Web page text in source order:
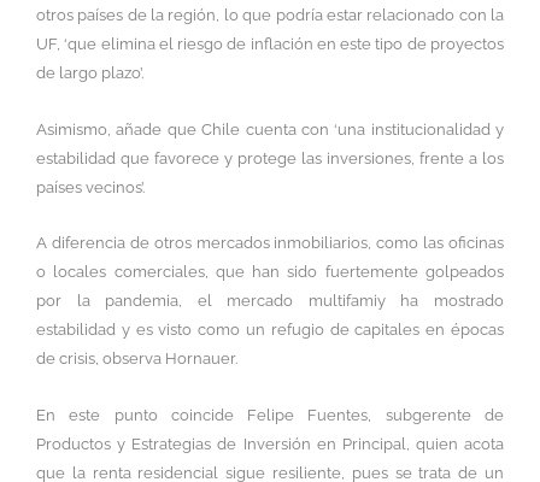
otros países de la región, lo que podría estar relacionado con la
UF, ‘que elimina el riesgo de inflación en este tipo de proyectos
de largo plazo’.
Asimismo, añade que Chile cuenta con ‘una institucionalidad y
estabilidad que favorece y protege las inversiones, frente a los
países vecinos’.
A diferencia de otros mercados inmobiliarios, como las oficinas
o locales comerciales, que han sido fuertemente golpeados
por la pandemia, el mercado multifamiy ha mostrado
estabilidad y es visto como un refugio de capitales en épocas
de crisis, observa Hornauer.
En este punto coincide Felipe Fuentes, subgerente de
Productos y Estrategias de Inversión en Principal, quien acota
que la renta residencial sigue resiliente, pues se trata de un